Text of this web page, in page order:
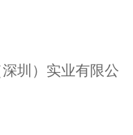
圳）实业有限公